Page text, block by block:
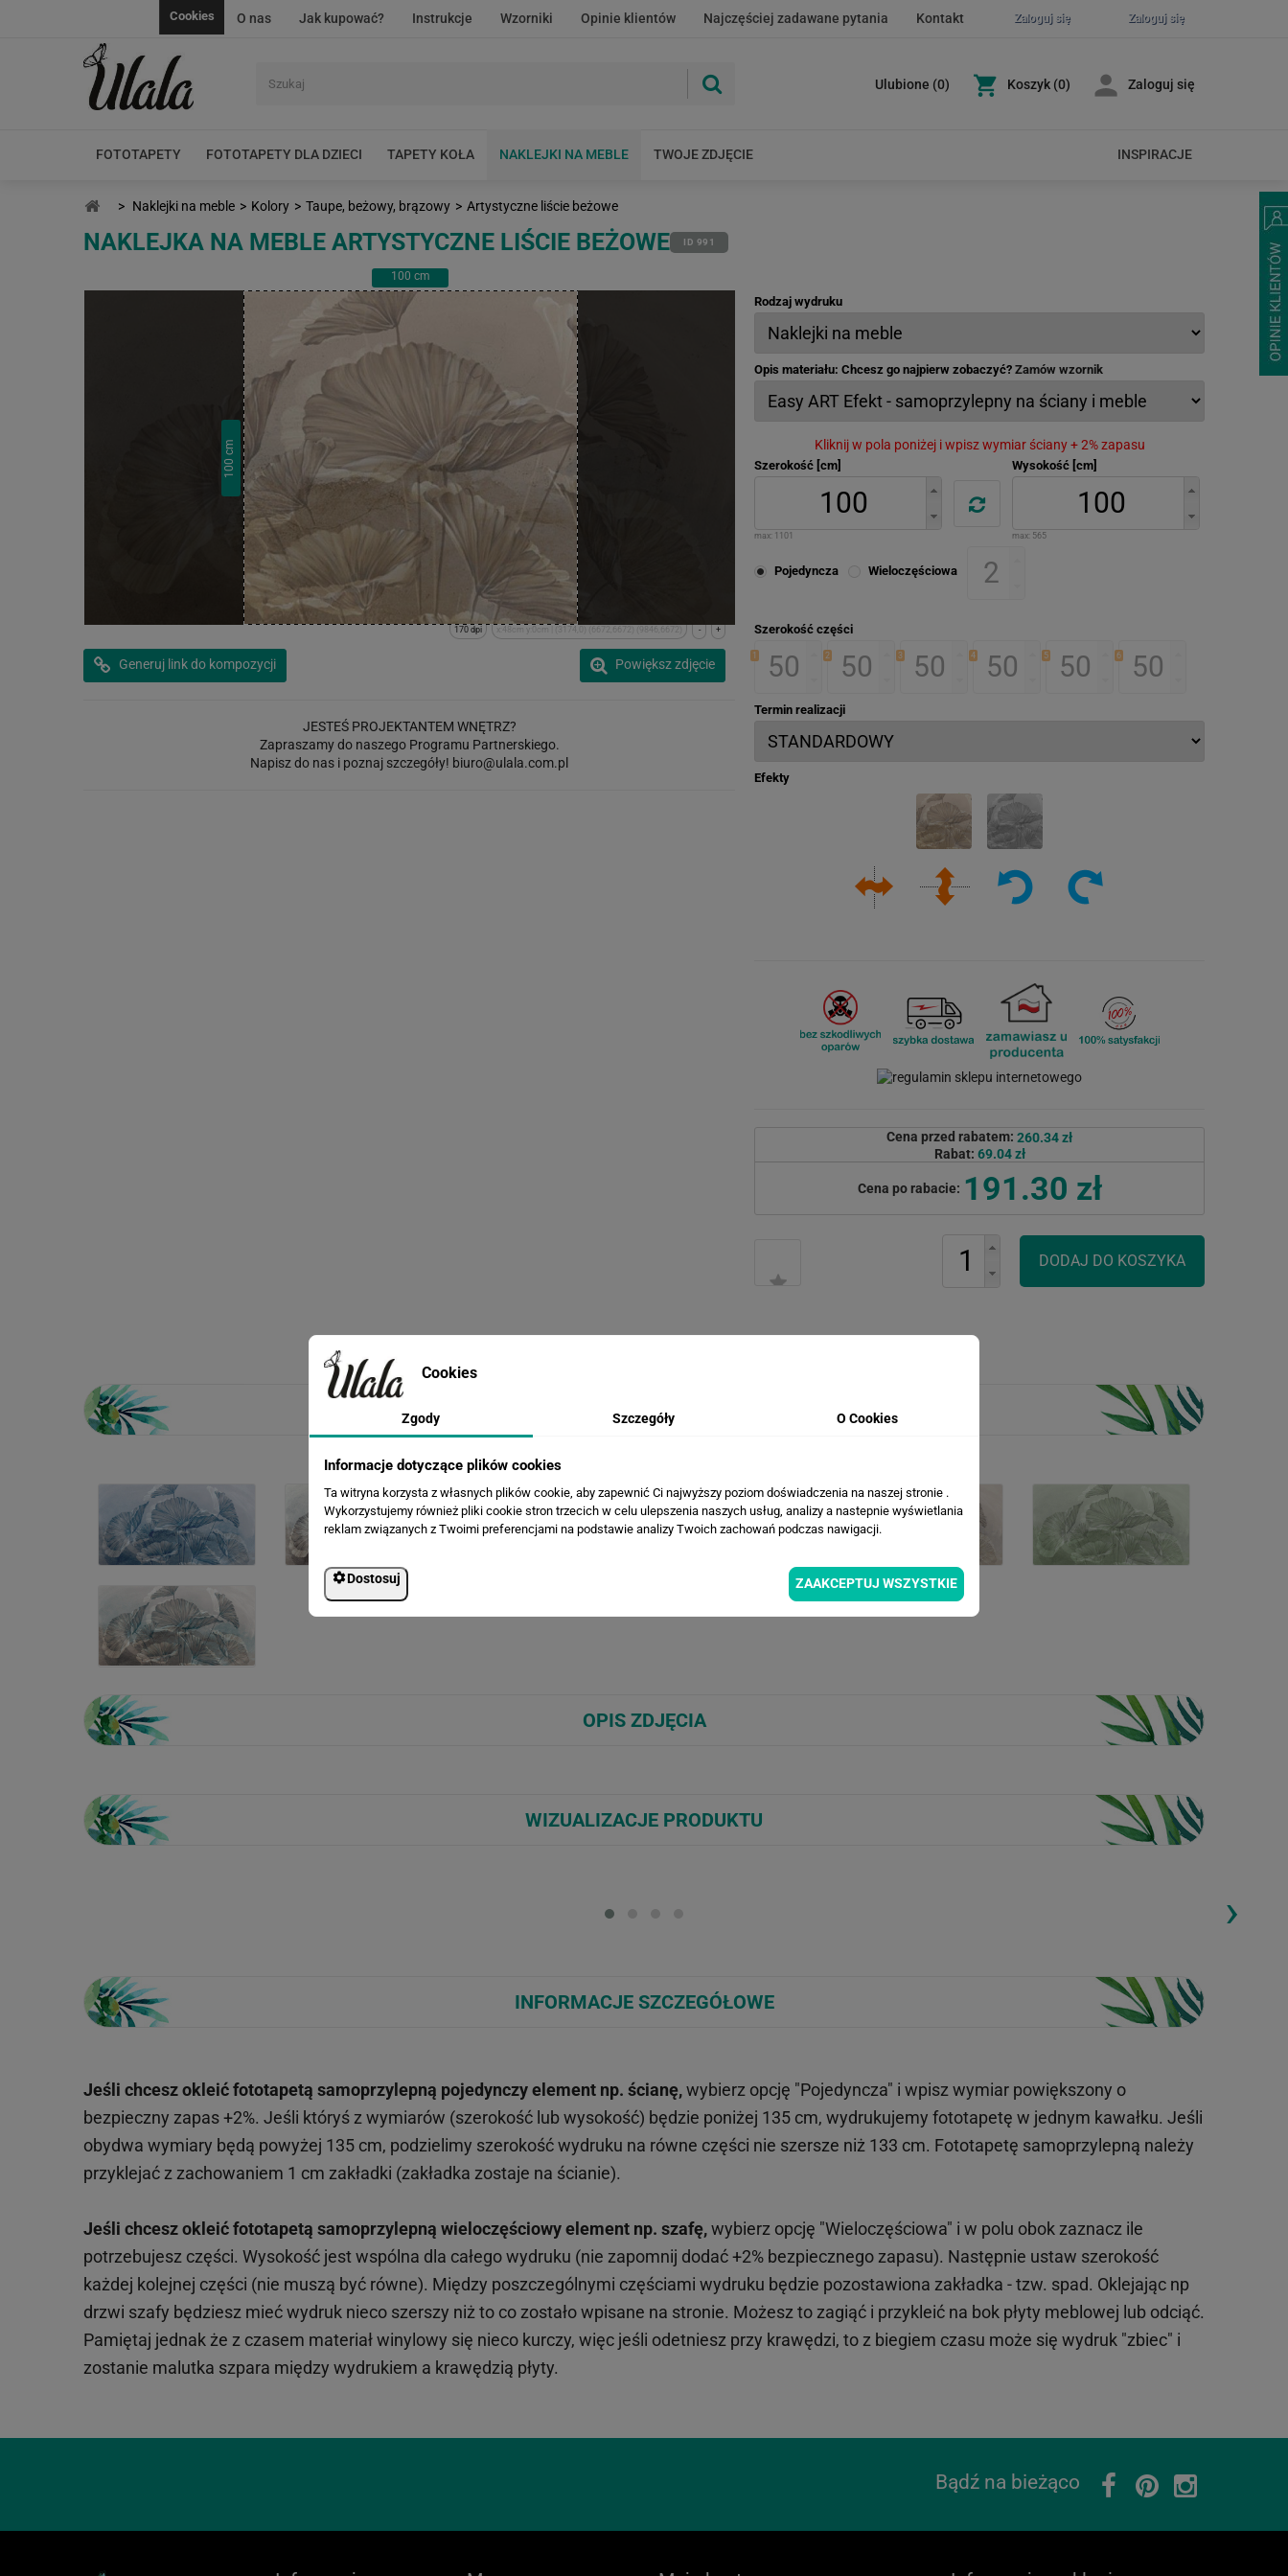
Zaloguj się
Zaloguj się
O nas Jak kupować? Instrukcje Wzorniki Opinie klientów Najczęściej zadawane pytania Kontakt
Cookies
Ulubione (0) Koszyk (0) Zaloguj się
FOTOTAPETY FOTOTAPETY DLA DZIECI TAPETY KOŁA NAKLEJKI NA MEBLE TWOJE ZDJĘCIE INSPIRACJE
> Naklejki na meble > Kolory > Taupe, beżowy, brązowy > Artystyczne liście beżowe
NAKLEJKA NA MEBLE ARTYSTYCZNE LIŚCIE BEŻOWE ID 991
100 cm
100
cm
+
-
x:48cm y:0cm | (3174,0) (6672,6672) (9846,6672)
170 dpi
Powiększ zdjęcie
Generuj link do kompozycji
JESTEŚ PROJEKTANTEM WNĘTRZ?
Zapraszamy do naszego Programu Partnerskiego.
Napisz do nas i poznaj szczegóły! biuro@ulala.com.pl
Rodzaj wydruku
Opis materiału: Chcesz go najpierw zobaczyć? Zamów wzornik
Kliknij w pola poniżej i wpisz wymiar ściany + 2% zapasu
Szerokość [cm]
max: 1101
Wysokość [cm]
max: 565
Pojedyncza Wieloczęściowa
Szerokość części
1 2 3 4 5 6
Termin realizacji
Efekty
Cena przed rabatem: 260.34 zł
Rabat: 69.04 zł
Cena po rabacie: 191.30 zł
WERSJE KOLORYSTYCZNE
OPIS ZDJĘCIA
WIZUALIZACJE PRODUKTU
Loading...
›
INFORMACJE SZCZEGÓŁOWE
Jeśli chcesz okleić fototapetą samoprzylepną pojedynczy element np. ścianę,wybierz opcję "Pojedyncza" i wpisz wymiar powiększony o
bezpieczny zapas +2%. Jeśli któryś z wymiarów (szerokość lub wysokość) będzie poniżej 135 cm, wydrukujemy fototapetę w jednym kawałku. Jeśli
obydwa wymiary będą powyżej 135 cm, podzielimy szerokość wydruku na równe części nie szersze niż 133 cm. Fototapetę samoprzylepną należy
przyklejać z zachowaniem 1 cm zakładki (zakładka zostaje na ścianie).
Jeśli chcesz okleić fototapetą samoprzylepną wieloczęściowy element np. szafę,wybierz opcję "Wieloczęściowa" i w polu obok zaznacz ile
potrzebujesz części. Wysokość jest wspólna dla całego wydruku (nie zapomnij dodać +2% bezpiecznego zapasu). Następnie ustaw szerokość
każdej kolejnej części (nie muszą być równe). Między poszczególnymi częściami wydruku będzie pozostawiona zakładka - tzw. spad. Oklejając np
drzwi szafy będziesz mieć wydruk nieco szerszy niż to co zostało wpisane na stronie. Możesz to zagiąć i przykleić na bok płyty meblowej lub odciąć.
Pamiętaj jednak że z czasem materiał winylowy się nieco kurczy, więc jeśli odetniesz przy krawędzi, to z biegiem czasu może się wydruk "zbiec" i
zostanie malutka szpara między wydrukiem a krawędzią płyty.
Bądź na bieżąco
Cookies
Zgody Szczegóły O Cookies
Informacje dotyczące plików cookies
Ta witryna korzysta z własnych plików cookie, aby zapewnić Ci najwyższy poziom doświadczenia na naszej stronie .
Wykorzystujemy również pliki cookie stron trzecich w celu ulepszenia naszych usług, analizy a nastepnie wyświetlania
reklam związanych z Twoimi preferencjami na podstawie analizy Twoich zachowań podczas nawigacji.
Dostosuj ZAAKCEPTUJ WSZYSTKIE